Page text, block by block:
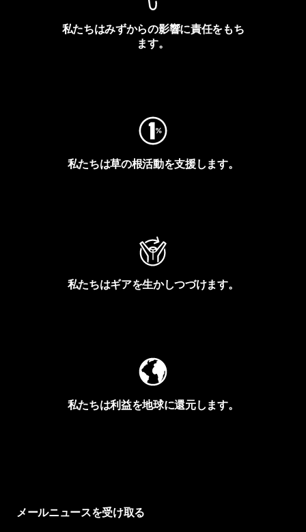
私たちはみずからの影響に責任をもち
ます。
私たちは草の根活動を支援します。
私たちはギアを生かしつづけます。
私たちは利益を地球に還元します。
メールニュースを受け取る